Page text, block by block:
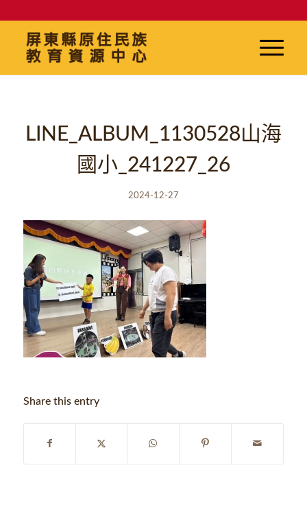
LINE_ALBUM_1130528山海
國小_241227_26
2024-12-27
Share this entry